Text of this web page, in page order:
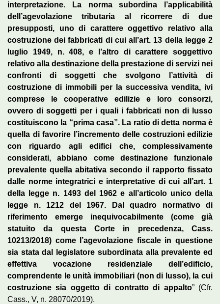
interpretazione. La norma subordina l’applicabilità
dell’agevolazione tributaria al ricorrere di due
presupposti, uno di carattere oggettivo relativo alla
costruzione dei fabbricati di cui all’art. 13 della legge 2
luglio 1949, n. 408, e l’altro di carattere soggettivo
relativo alla destinazione della prestazione di servizi nei
confronti di soggetti che svolgono l’attività di
costruzione di immobili per la successiva vendita, ivi
comprese le cooperative edilizie e loro consorzi,
ovvero di soggetti per i quali i fabbricati non di lusso
costituiscono la “prima casa”. La ratio di detta norma è
quella di favorire l’incremento delle costruzioni edilizie
con riguardo agli edifici che, complessivamente
considerati, abbiano come destinazione funzionale
prevalente quella abitativa secondo il rapporto fissato
dalle norme integratrici e interpretative di cui all’art. 1
della legge n. 1493 del 1962 e all’articolo unico della
legge n. 1212 del 1967. Dal quadro normativo di
riferimento emerge inequivocabilmente (come già
statuito da questa Corte in precedenza, Cass.
10213/2018) come l’agevolazione fiscale in questione
sia stata dal legislatore subordinata alla prevalente ed
effettiva vocazione residenziale dell’edificio,
comprendente le unità immobiliari (non di lusso), la cui
costruzione sia oggetto di contratto di appalto” (Cfr.
Cass., V, n. 28070/2019).